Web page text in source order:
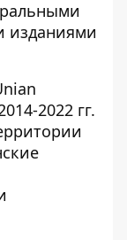
изданиями
2022 гг.